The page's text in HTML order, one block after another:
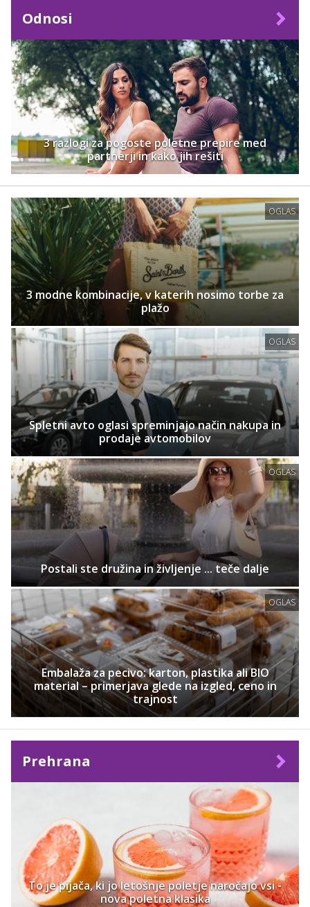
Odnosi
3 razlogi za pogoste poletne prepire med
partnerji in kako jih rešiti
OGLAS
3 modne kombinacije, v katerih nosimo torbe za
plažo
OGLAS
Spletni avto oglasi spreminjajo način nakupa in
prodaje avtomobilov
OGLAS
Postali ste družina in življenje ... teče dalje
OGLAS
Embalaža za pecivo: karton, plastika ali BIO
material – primerjava glede na izgled, ceno in
trajnost
Prehrana
To je pijača, ki jo letošnje poletje naročajo vsi -
nova poletna klasika